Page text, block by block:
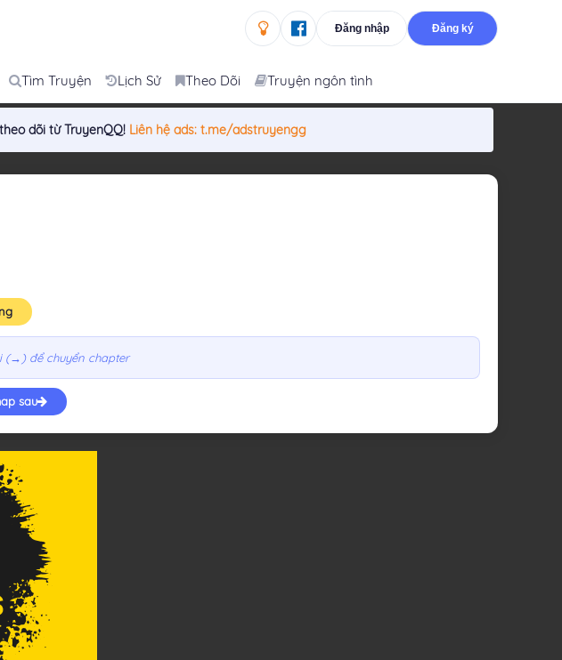
Đăng nhập Đăng ký
Tìm Truyện Lịch Sử Theo Dõi Truyện ngôn tình
dõi từ TruyenQQ! Liên hệ ads: t.me/adstruyengg
(→) để chuyển chapter
sau